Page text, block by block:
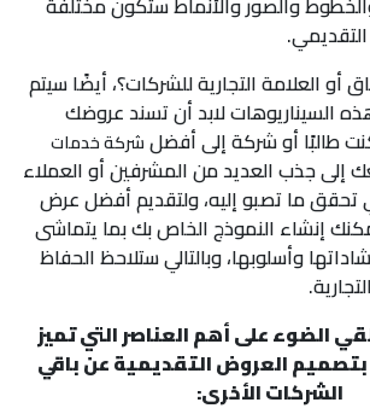
أو العلامة التجارية للشركات؟، أيضًا سيتم
السيناريوهات لابد أن تسند عروضك
طالبًا أو شركة إلى أفضلشركة خدمات
جذب العديد من المشرفين أو العملاء
تحقق ما تصبو إليه، ولتقديم أفضل عرض
إنشاء النموذج الخاص بك بما يتماشى
وأسلوبها، وبالتالي ستلاحظ الحفاظ
الضوء على أهم العناصر التي تميز
العروض التقديمية عن باقي
الشركات الأخرى: